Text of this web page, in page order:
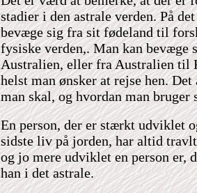
stadier i den astrale verden. På
bevæge sig fra sit fødeland til
fysiske verden,. Man kan bevæge
Australien, eller fra Australien til
helst man ønsker at rejse hen.
man skal, og hvordan man bruger
En person, der er stærkt udviklet
sidste liv på jorden, har altid
og jo mere udviklet en person er,
han i det astrale.